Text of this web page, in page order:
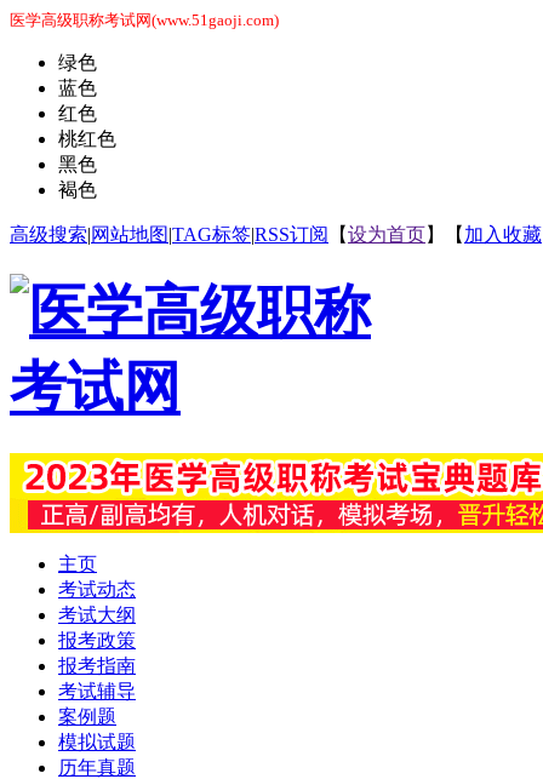
医学高级职称考试网(www.51gaoji.com)
绿色
蓝色
红色
桃红色
黑色
褐色
高级搜索|网站地图|TAG标签|RSS订阅 【设为首页】【 加入收藏
主页
考试动态
考试大纲
报考政策
报考指南
考试辅导
案例题
模拟试题
历年真题